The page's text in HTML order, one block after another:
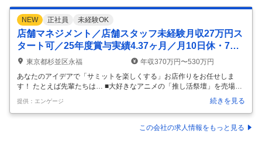
NEW 正社員 未経験OK
店舗マネジメント／店舗スタッフ未経験月収27万円ス
タート可／25年度賞与実績4.37ヶ月／月10日休・7連
休年2回
東京都杉並区永福
年収370万円〜530万円
あなたのアイデアで「サミットを楽しくする」お店作りをお任せしま
す！ たとえば先輩たちは… ■大好きなアニメの「推し活祭壇」を売場に
作ってSNSでバズらせたり ■DJ風の面白い店内放送でお客様を楽しませ
たり 単なる品出しやレジ、数値管理だけでなく、あなたの個性を活かせ
る環境です！ ＼住友商事グループの安定基盤×高成長企業の一員へ／
【まずは研修からスタート！】 お客様に喜ばれる売場づくりや接客等の
提供：エンゲージ 続きを見る
この会社の求人情報をもっと見る